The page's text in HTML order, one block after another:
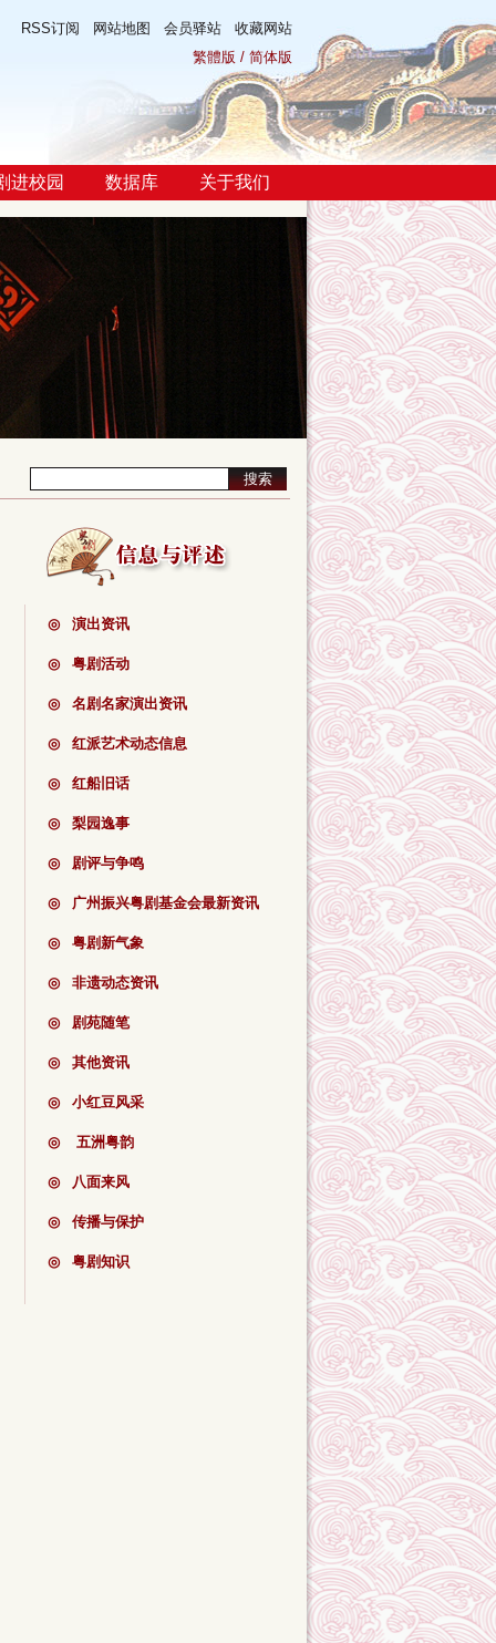
RSS订阅 网站地图 会员驿站
收藏网站
繁體版 / 简体版
进校园 数据库 关于我们
◎ 演出资讯
◎ 粤剧活动
◎ 名剧名家演出资讯
◎ 红派艺术动态信息
◎ 红船旧话
◎ 梨园逸事
◎ 剧评与争鸣
◎ 广州振兴粤剧基金会最新资讯
◎ 粤剧新气象
◎ 非遗动态资讯
◎ 剧苑随笔
◎ 其他资讯
◎ 小红豆风采
◎ 五洲粤韵
◎ 八面来风
◎ 传播与保护
◎ 粤剧知识